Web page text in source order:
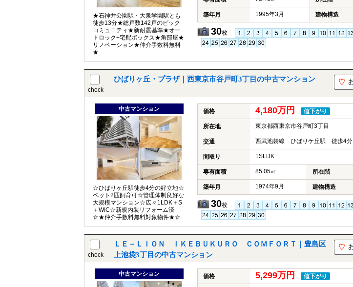
★石神井公園駅・大泉学園駅とも
徒歩13分★総戸数142戸のビック
コミュニティ★新耐震基準★オー
トロック+宅配ボックス★角部屋★
リノベーション★仲介手数料無料
★
築年月 1995年3月 建物構造
30枚
check
ひばりヶ丘・プラザ｜西東京市谷戸町3丁目の中古マンション
中古マンション
☆ひばりヶ丘駅徒歩4分の好立地☆
ペット2匹飼育可☆管理体制良好な
大規模マンション☆広々1LDK＋S
＋WIC☆新規内装リフォーム済
☆★仲介手数料無料対象物件★☆
価格 4,180万円 値下がり
所在地 東京都西東京市谷戸町3丁目
交通 西武池袋線 ひばりケ丘駅 徒歩4分
間取り 1SLDK
専有面積 85.05㎡ 所在階
築年月 1974年9月 建物構造
30枚
check
ＬＥ－ＬＩＯＮ ＩＫＥＢＵＫＵＲＯ ＣＯＭＦＯＲＴ｜豊島区
上池袋3丁目の中古マンション
中古マンション 価格 5,299万円 値下がり